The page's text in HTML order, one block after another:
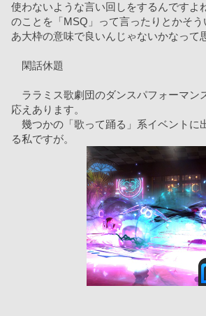
使わないような言い回しをするんですよ
のことを「MSQ」って言ったりとかそう
あ大枠の意味で良いんじゃないかなって
閑話休題
ララミス歌劇団のダンスパフォーマン
応えあります。
幾つかの「歌って踊る」系イベントに
る私ですが。